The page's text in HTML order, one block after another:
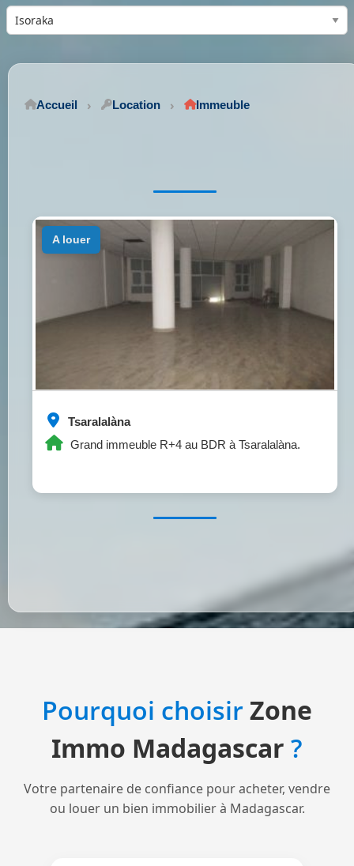
Accueil Location Immeuble
Tsaralalàna
Grand immeuble R+4 au BDR à Tsaralalàna.
a louer
Pourquoi choisirZone
Immo Madagascar ?
Votre partenaire de confiance pour acheter, vendre
ou louer un bien immobilier à Madagascar.